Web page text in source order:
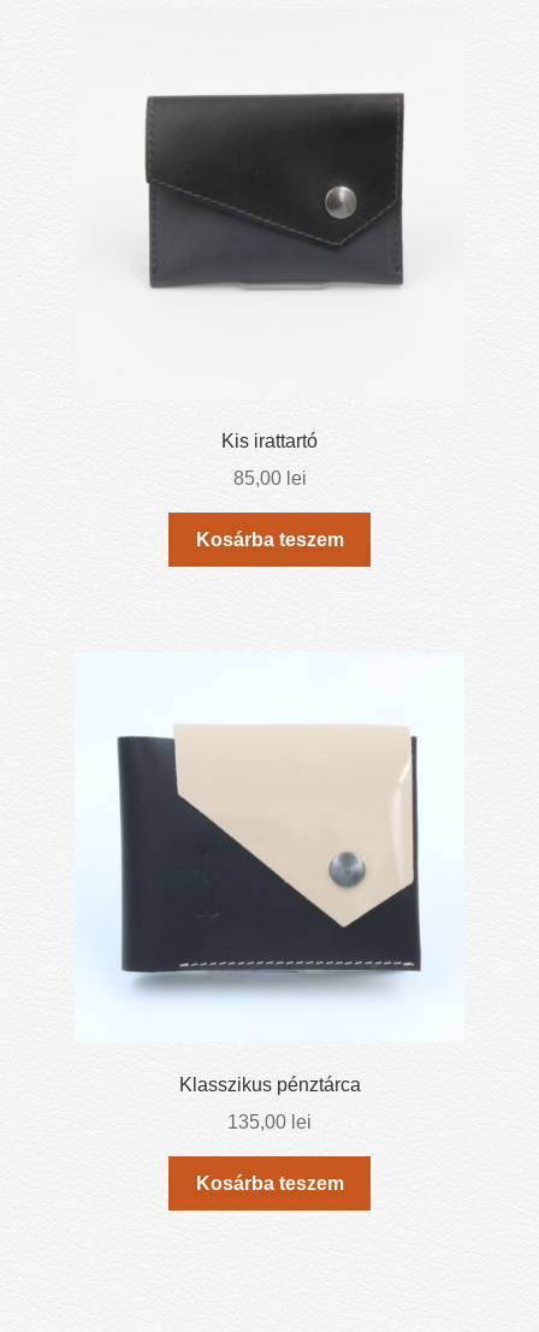
Kis irattartó
85,00 lei
Kosárba teszem
Klasszikus pénztárca
135,00 lei
Kosárba teszem